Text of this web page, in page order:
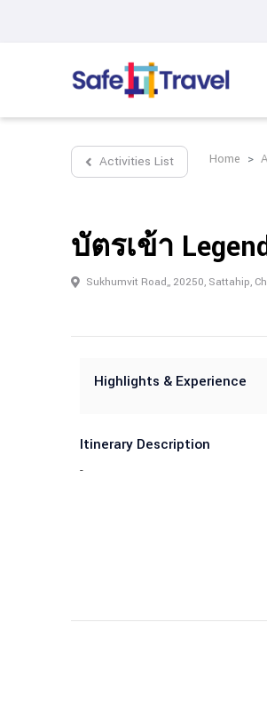
Activities List Home
บัตรเข้า
Sukhumvit Road,, 20250, Sattahip,
Highlights & Experience
Itinerary Description
-